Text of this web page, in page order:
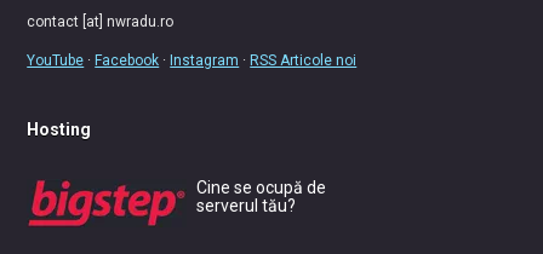
contact [at] nwradu.ro
YouTube · Facebook · Instagram · RSS Articole noi
Hosting
Cine se ocupă de
serverul tău?